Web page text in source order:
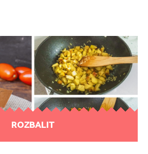
ROZBALIT